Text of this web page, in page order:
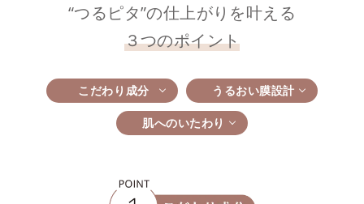
“つるピタ”の仕上がりを叶える
３つのポイント
こだわり成分 うるおい膜設計
肌へのいたわり